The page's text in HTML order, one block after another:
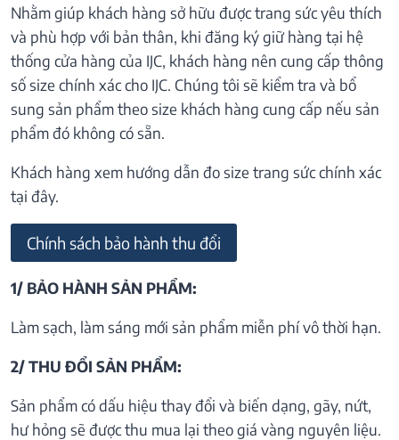
Nhằm giúp khách hàng sở hữu được trang sức yêu thích
và phù hợp với bản thân, khi đăng ký giữ hàng tại hệ
thống cửa hàng của IJC, khách hàng nên cung cấp thông
số size chính xác cho IJC. Chúng tôi sẽ kiểm tra và bổ
sung sản phẩm theo size khách hàng cung cấp nếu sản
phẩm đó không có sẵn.
Khách hàng xem hướng dẫn đo size trang sức chính xác
tại đây.
Chính sách bảo hành thu đổi
1/ BẢO HÀNH SẢN PHẨM:
Làm sạch, làm sáng mới sản phẩm miễn phí vô thời hạn.
2/ THU ĐỔI SẢN PHẨM:
Sản phẩm có dấu hiệu thay đổi và biến dạng, gãy, nứt,
hư hỏng sẽ được thu mua lại theo giá vàng nguyên liệu.